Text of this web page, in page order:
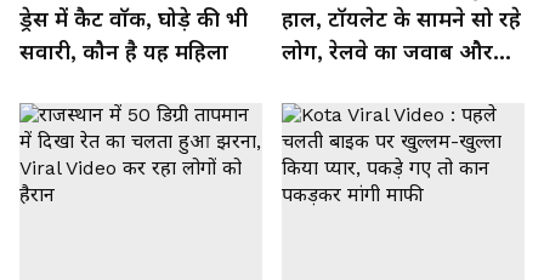
ड्रेस में कैट वॉक, घोड़े की भी
सवारी, कौन है यह महिला
हाल, टॉयलेट के सामने सो रहे
लोग, रेलवे का जवाब और
Video